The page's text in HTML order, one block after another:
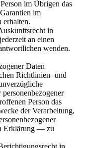
im Übrigen das
im
erhalten.
in
an einen
wenden.
Daten
Richtlinien- und
Person das
der Verarbeitung,
Erklärung — zu